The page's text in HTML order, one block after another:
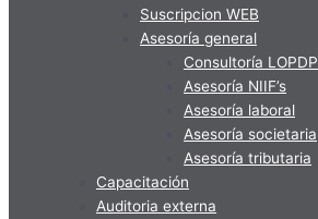
Suscripcion WEB
Asesoría general
Consultoría LOPDP
Asesoría NIIF’s
Asesoría laboral
Asesoría societaria
Asesoría tributaria
Capacitación
Auditoria externa